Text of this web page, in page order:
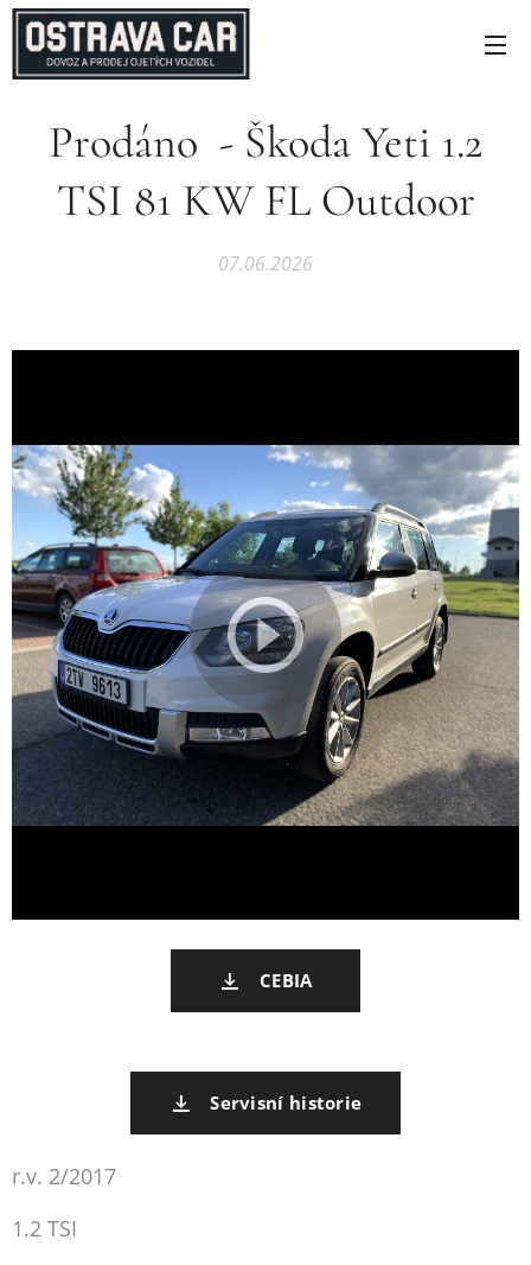
Prodáno - Škoda Yeti 1.2
TSI 81 KW FL Outdoor
07.06.2026
CEBIA
Servisní historie
r.v. 2/2017
1.2 TSI